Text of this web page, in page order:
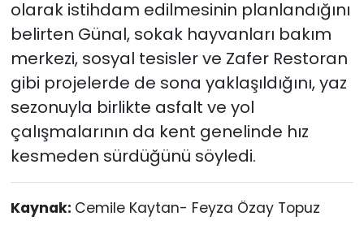
olarak istihdam edilmesinin planlandığını
belirten Günal, sokak hayvanları bakım
merkezi, sosyal tesisler ve Zafer Restoran
gibi projelerde de sona yaklaşıldığını, yaz
sezonuyla birlikte asfalt ve yol
çalışmalarının da kent genelinde hız
kesmeden sürdüğünü söyledi.
Kaynak: Cemile Kaytan- Feyza Özay Topuz